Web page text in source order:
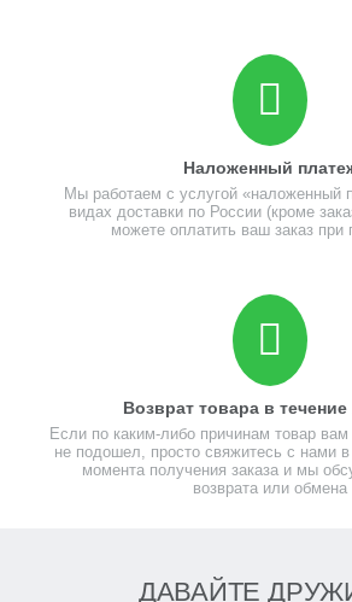
Наложенный
Мы работаем с услугой «наложенный
видах доставки по России (кроме
можете оплатить ваш заказ при
Возврат товара в течение
Если по каким-либо причинам товар
не подошел, просто свяжитесь с нами
момента получения заказа и мы
возврата или обмена
ДАВАЙТЕ